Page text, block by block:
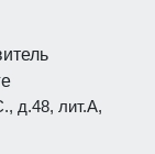
д.48, лит.А,